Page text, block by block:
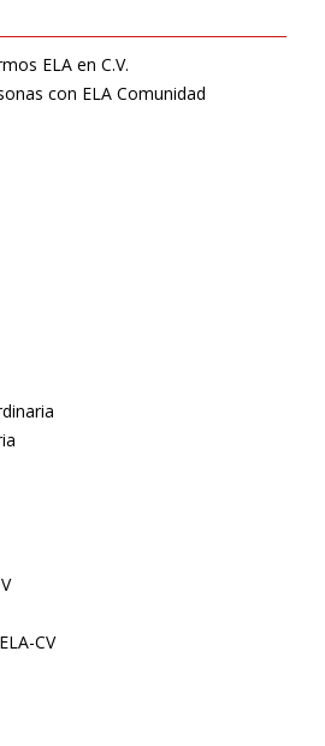
ELA en C.V.
con ELA Comunidad
CV